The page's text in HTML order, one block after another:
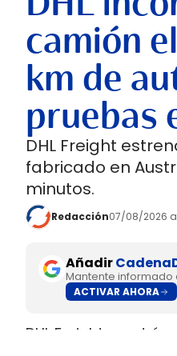
camión
km de
pruebas
DHL Freight
fabricado en
minutos.
Redacción07/08/2026 a
Añadir
Mantente informado
ACTIVAR AHORA
DHL Freight pondrá